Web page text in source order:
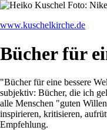
www.kuschelkirche.de
Bücher für
"Bücher für eine bessere
subjektiv: Bücher, die ich
alle Menschen "guten
inspirieren, kritisieren,
Empfehlung.